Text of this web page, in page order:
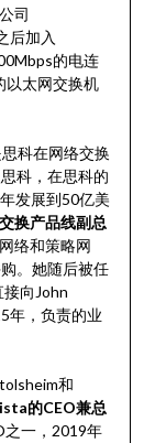
司
后加入
的电连
以太网交换机
科在网络交换
科，在思科的
发展到50亿美
换产品线副总
络和策略网
。她随后被任
接向John
年，负责的业
和
的CEO兼总
之一，2019年